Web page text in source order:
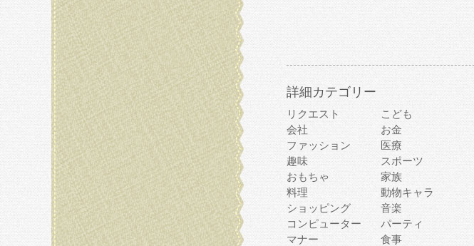
詳細カテゴリー
リクエスト こども
会社
お金
ファッション
医療
趣味
スポーツ
おもちゃ
家族
料理
動物キャラ
ショッピング
音楽
コンピューター
パーティ
マナー
食事